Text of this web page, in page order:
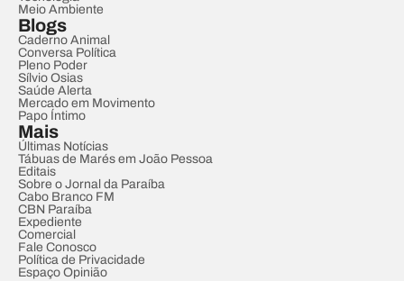
Meio Ambiente
Blogs
Caderno Animal
Conversa Política
Pleno Poder
Sílvio Osias
Saúde Alerta
Mercado em Movimento
Papo Íntimo
Mais
Últimas Notícias
Tábuas de Marés em João Pessoa
Editais
Sobre o Jornal da Paraíba
Cabo Branco FM
CBN Paraíba
Expediente
Comercial
Fale Conosco
Política de Privacidade
Espaço Opinião